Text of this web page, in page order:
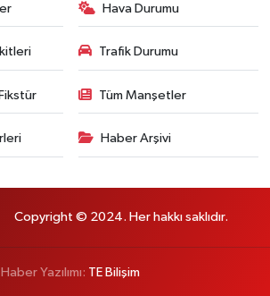
Hava Durumu
Trafik Durumu
Tüm Manşetler
Haber Arşivi
Copyright © 2024. Her hakkı saklıdır.
Haber Yazılımı: TE Bilişim